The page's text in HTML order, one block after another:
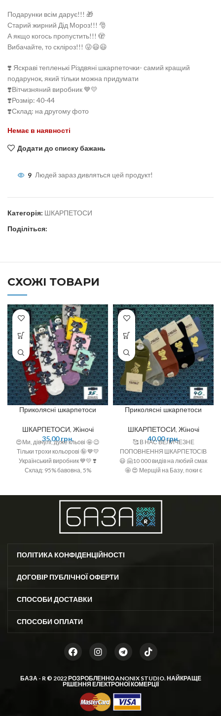
Подарунки всім дарує!!! 🎁
Старий жирний Дід Мороз!!! 🎅
А якщо когось пропустить!!! 🫣
Вибачайте, то скліроз!!! 😜😃😃
❣️ Яскраві тепленькі Різдвяні шкарпеточки- самий кращий
подарунок, який тільки можна придумати
❣️Вітчизняний виробник 💙💛
❣️Розмір: 40-44
❣️Склад: на другому фото
Немає в наявності
Додати до списку бажань
9 Людей зараз дивляться цей продукт!
Категорія: ШКАРПЕТОСИ
Поділіться:
СХОЖІ ТОВАРИ
Приколясні шкарпетоси
ШКАРПЕТОСИ, Жіночі
35,00грн.
😍Ми, дівчулі, дуже кльові 🤩 😉
Тільки трохи кольорові 🤪 💙💛
Український виробник 💙💛 ❣️
Склад: 95% бавовна, 5%
Приколясні шкарпетоси
ШКАРПЕТОСИ, Жіночі
40,00грн.
🥰 В НАС ВЕЛИЧЕЗНЕ
ПОПОВНЕННЯ ШКАРПЕТОСІВ
😃 🤗10 000 видів на любий смак
🤩 😍 Мерщій на Базу, поки є
ПОЛІТИКА КОНФІДЕНЦІЙНОСТІ
ДОГОВІР ПУБЛІЧНОЇ ОФЕРТИ
СПОСОБИ ДОСТАВКИ
СПОСОБИ ОПЛАТИ
БАЗА - R © 2022 РОЗРОБЛЕННОANONIX STUDIO. НАЙКРАЩЕ
РІШЕННЯ ЕЛЕКТРОНОЇ КОМЕРЦІЇ